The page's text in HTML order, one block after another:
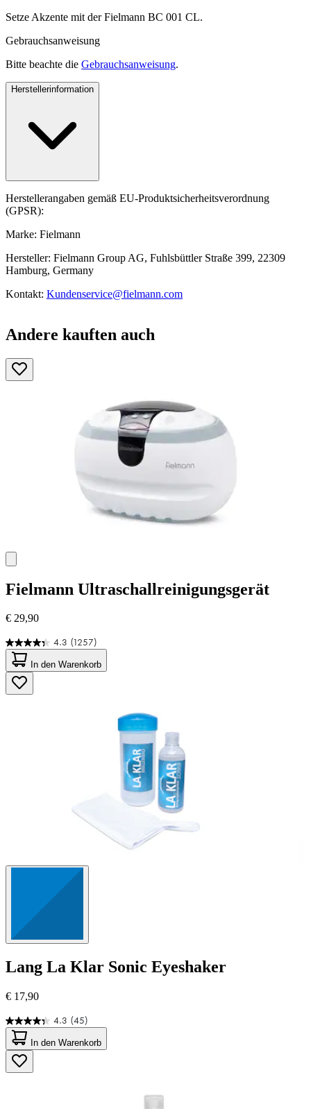
Setze Akzente mit der Fielmann BC 001 CL.
Gebrauchsanweisung
Bitte beachte die Gebrauchsanweisung.
Herstellerinformation
Herstellerangaben gemäß EU-Produktsicherheitsverordnung
(GPSR):
Marke: Fielmann
Hersteller: Fielmann Group AG, Fuhlsbüttler Straße 399, 22309
Hamburg, Germany
Kontakt: Kundenservice@fielmann.com
Andere kauften auch
Fielmann Ultraschallreinigungsgerät
€ 29,90
4.3 (1257)
4.3
von
5
Sternen.
1257
In den Warenkorb
Lang La Klar Sonic Eyeshaker
€ 17,90
4.3 (45)
4.3
von
5
Sternen.
45
In den Warenkorb